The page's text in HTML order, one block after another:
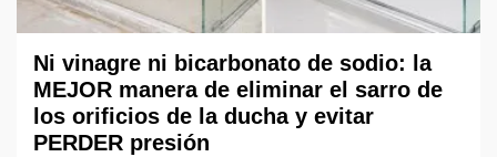
Ni vinagre ni bicarbonato de sodio: la
MEJOR manera de eliminar el sarro de
los orificios de la ducha y evitar
PERDER presión